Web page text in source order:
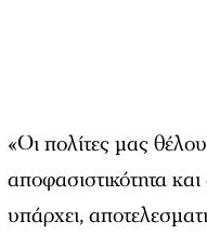
«Οι πολίτες μας
αποφασιστικότητα
υπάρχει,